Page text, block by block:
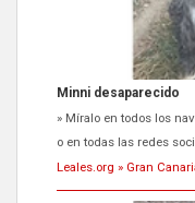
Minni desaparecido
» Míralo en todos los
o en todas las redes
Leales.org » Gran